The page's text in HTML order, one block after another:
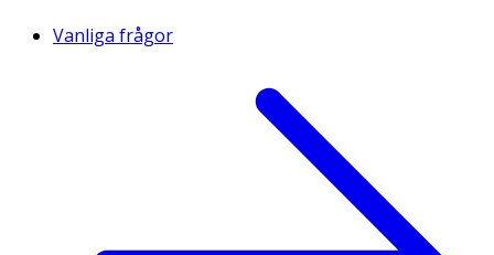
Vanliga frågor